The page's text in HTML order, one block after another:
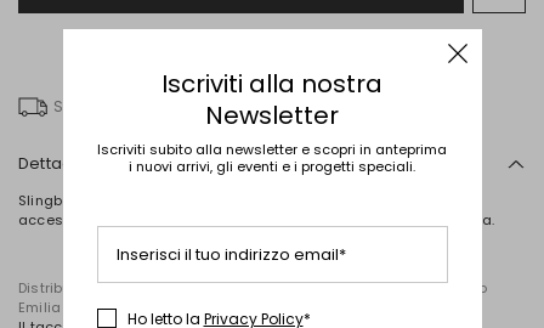
Spedizione gratuita
Dettagli
Slingback con tomaia a punta realizzata in pelle decorato da
accessorio in metallo martellato, fodera in pelle e suola in gomma.
Distribuito da Diffusione Tessile S.r.l., con sede in Cavriago, Reggio
Emilia (Italia), Via Santi n. 8, 42025
Iscriviti alla nostra
Newsletter
Iscriviti subito alla newsletter e scopri in anteprima
i nuovi arrivi, gli eventi e i progetti speciali.
Inserisci il tuo indirizzo email*
Ho letto la Privacy Policy*